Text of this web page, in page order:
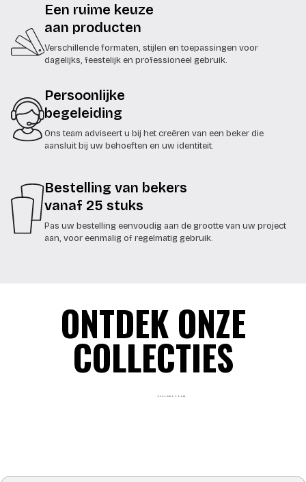
Een ruime keuze
aan producten
Verschillende formaten, stijlen en toepassingen voor
dagelijks, feestelijk en professioneel gebruik.
Persoonlijke
begeleiding
Ons team adviseert u bij het creëren van een beker die
aansluit bij uw behoeften en uw identiteit.
Bestelling van bekers
vanaf 25 stuks
Pas uw bestelling eenvoudig aan de grootte van uw project
aan, voor eenmalig of regelmatig gebruik.
ONTDEK ONZE
COLLECTIES
HUWELIJK